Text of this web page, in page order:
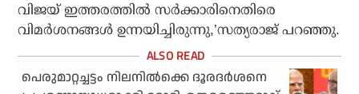
വിജയ് ഇത്തരത്തില്‍ സര്‍ക്കാരിനെതിരെ
വിമര്‍ശനങ്ങള്‍ ഉന്നയിച്ചിരുന്നു,’സത്യരാജ് പറഞ്ഞു.
പെരുമാറ്റച്ചട്ടം നിലനിൽക്കെ ദൂരദർശനെ